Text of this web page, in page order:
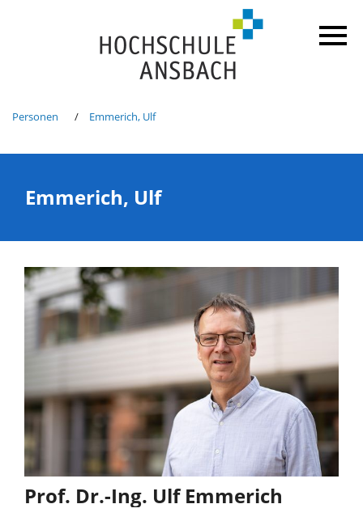
Personen Emmerich, Ulf
Emmerich, Ulf
Prof. Dr.-Ing. Ulf Emmerich